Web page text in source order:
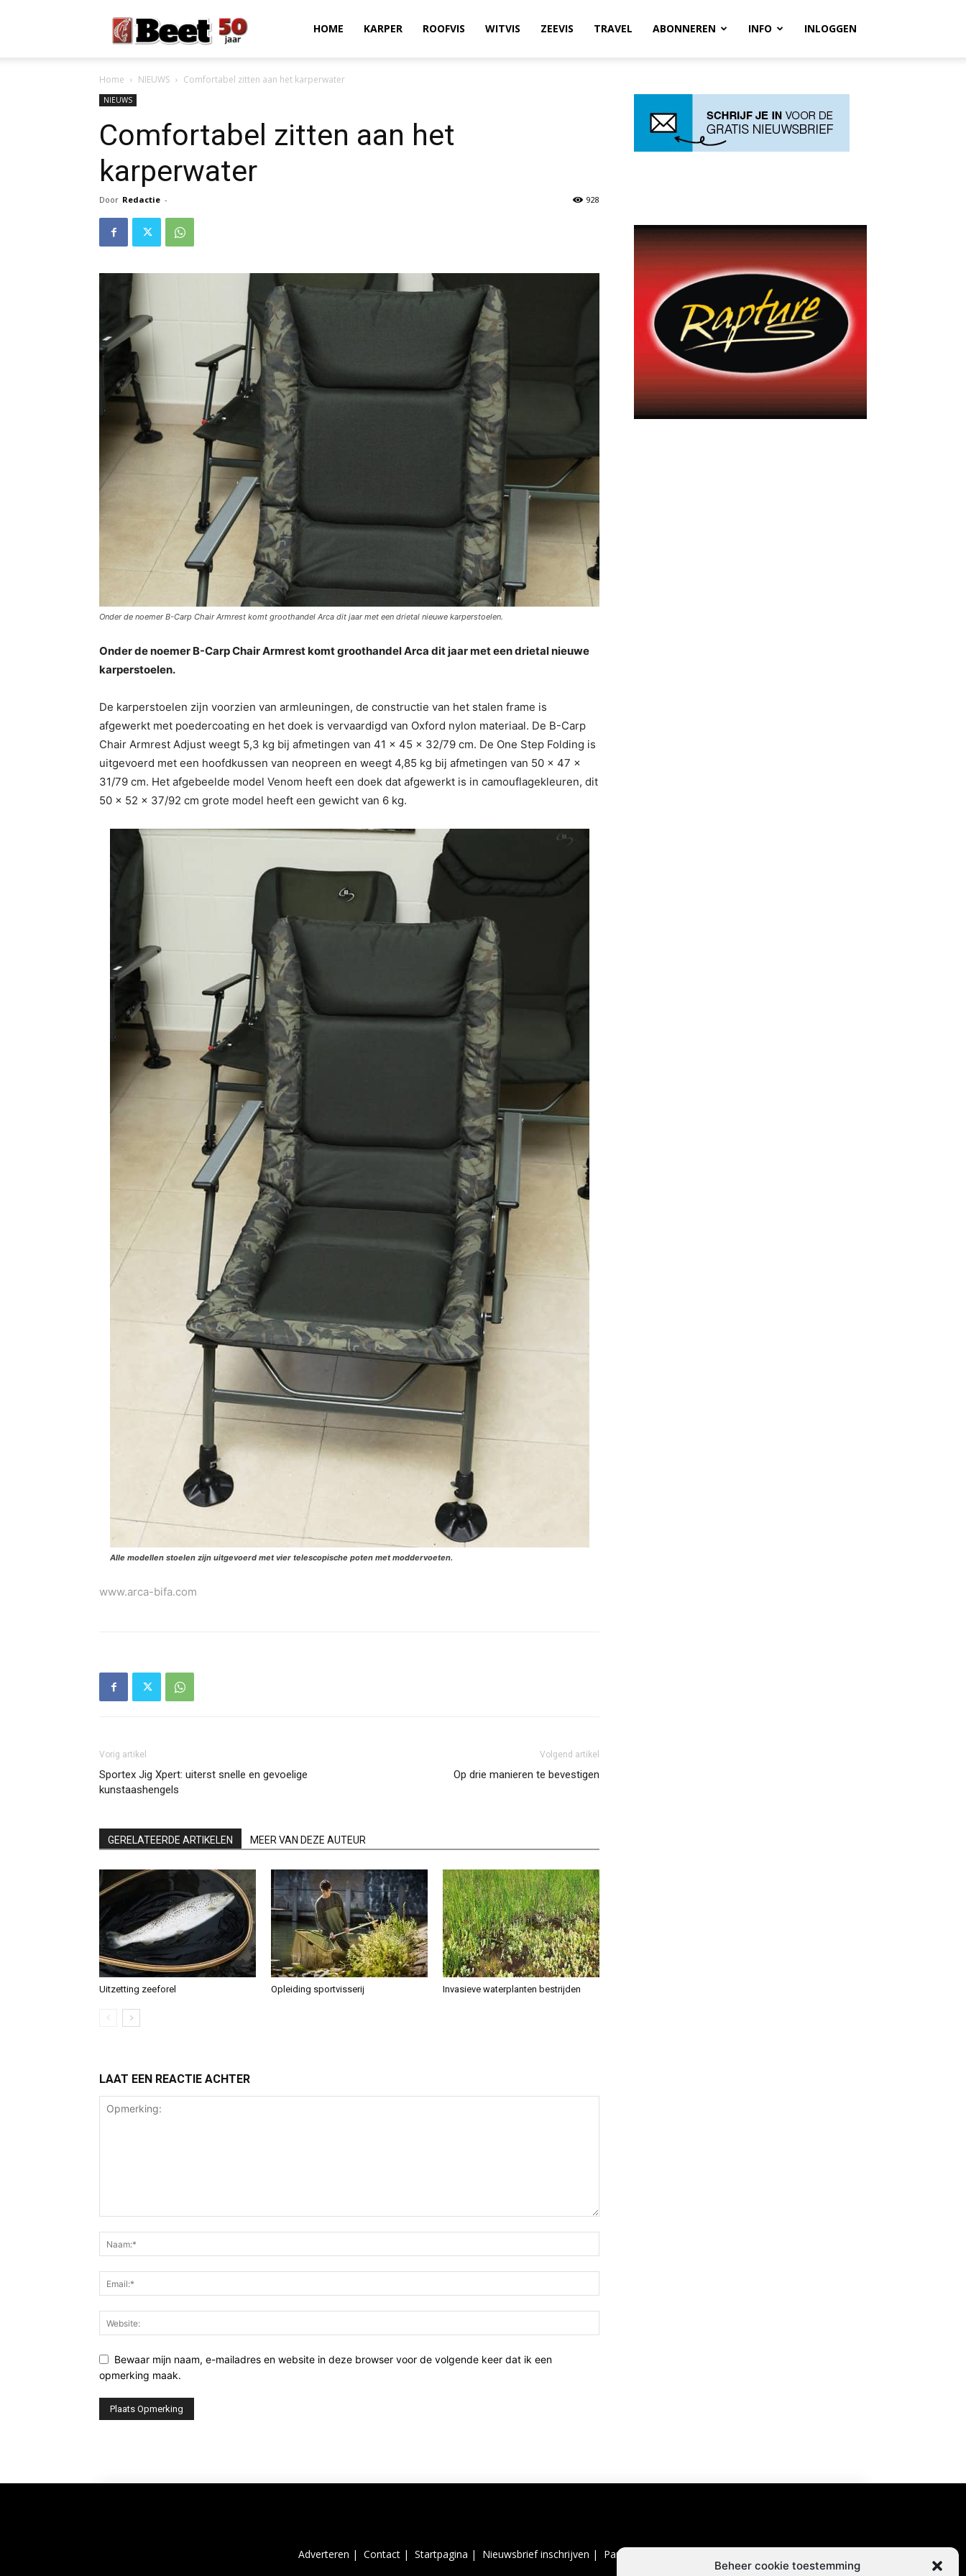
Beheer cookie toestemming
Magazine
HOME KARPER ROOFVIS WITVIS ZEEVIS TRAVEL ABONNEREN INFO INLOGGEN
Home NIEUWS Comfortabel zitten aan het karperwater
NIEUWS
Comfortabel zitten aan het
karperwater
Door Redactie - 928
Onder de noemer B-Carp Chair Armrest komt groothandel Arca dit jaar met een drietal nieuwe karperstoelen.
Onder de noemer B-Carp Chair Armrest komt groothandel Arca dit jaar met een drietal nieuwe
karperstoelen.
De karperstoelen zijn voorzien van armleuningen, de constructie van het stalen frame is
afgewerkt met poedercoating en het doek is vervaardigd van Oxford nylon materiaal. De B-Carp
Chair Armrest Adjust weegt 5,3 kg bij afmetingen van 41 x 45 x 32/79 cm. De One Step Folding is
uitgevoerd met een hoofdkussen van neopreen en weegt 4,85 kg bij afmetingen van 50 x 47 x
31/79 cm. Het afgebeelde model Venom heeft een doek dat afgewerkt is in camouflagekleuren, dit
50 x 52 x 37/92 cm grote model heeft een gewicht van 6 kg.
Alle modellen stoelen zijn uitgevoerd met vier telescopische poten met moddervoeten.
www.arca-bifa.com
Vorig artikel
Sportex Jig Xpert: uiterst snelle en gevoelige
kunstaashengels
Volgend artikel
Op drie manieren te bevestigen
GERELATEERDE ARTIKELEN MEER VAN DEZE AUTEUR
Uitzetting zeeforel Opleiding sportvisserij Invasieve waterplanten bestrijden
LAAT EEN REACTIE ACHTER
Bewaar mijn naam, e-mailadres en website in deze browser voor de volgende keer dat ik een
opmerking maak.
Adverteren | Contact | Startpagina | Nieuwsbrief inschrijven | Partner content